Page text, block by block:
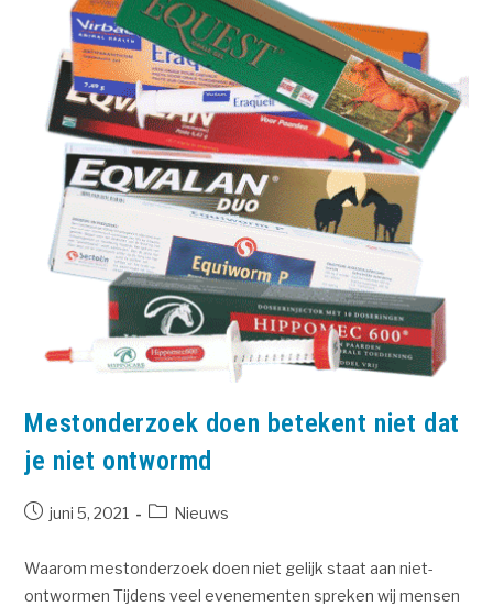
Mestonderzoek doen betekent niet dat
je niet ontwormd
juni 5, 2021 Nieuws
Waarom mestonderzoek doen niet gelijk staat aan niet-
ontwormen Tijdens veel evenementen spreken wij mensen